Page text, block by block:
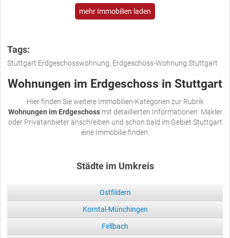
mehr Immobilien laden
Tags:
Stuttgart Erdgeschosswohnung, Erdgeschoss-Wohnung Stuttgart
Wohnungen im Erdgeschoss in Stuttgart
Hier finden Sie weitere Immobilien-Kategorien zur Rubrik
Wohnungen im Erdgeschossmit detaillierten Informationen. Makler
oder Privatanbieter anschreiben und schon bald im Gebiet Stuttgart
eine Immobilie finden.
Städte im Umkreis
Ostfildern
Korntal-Münchingen
Fellbach